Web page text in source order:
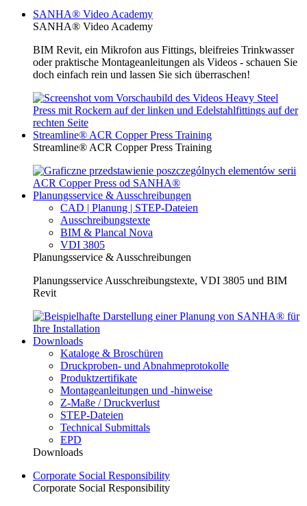
SANHA® Video Academy
SANHA® Video Academy
BIM Revit, ein Mikrofon aus Fittings, bleifreies Trinkwasser
oder praktische Montageanleitungen als Videos - schauen Sie
doch einfach rein und lassen Sie sich überraschen!
Streamline® ACR Copper Press Training
Streamline® ACR Copper Press Training
Planungsservice & Ausschreibungen
CAD | Planung | STEP-Dateien
Ausschreibungstexte
BIM & Plancal Nova
VDI 3805
Planungsservice & Ausschreibungen
Planungsservice Ausschreibungstexte, VDI 3805 und BIM
Revit
Downloads
Kataloge & Broschüren
Druckproben- und Abnahmeprotokolle
Produktzertifikate
Montageanleitungen und -hinweise
Z-Maße / Druckverlust
STEP-Dateien
Technical Submittals
EPD
Downloads
Corporate Social Responsibility
Corporate Social Responsibility